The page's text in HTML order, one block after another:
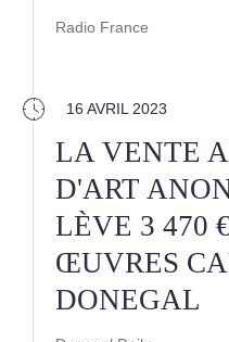
Radio France
16 AVRIL 2023
LA VENTE
D'ART
LÈVE 3 470
ŒUVRES
DONEGAL